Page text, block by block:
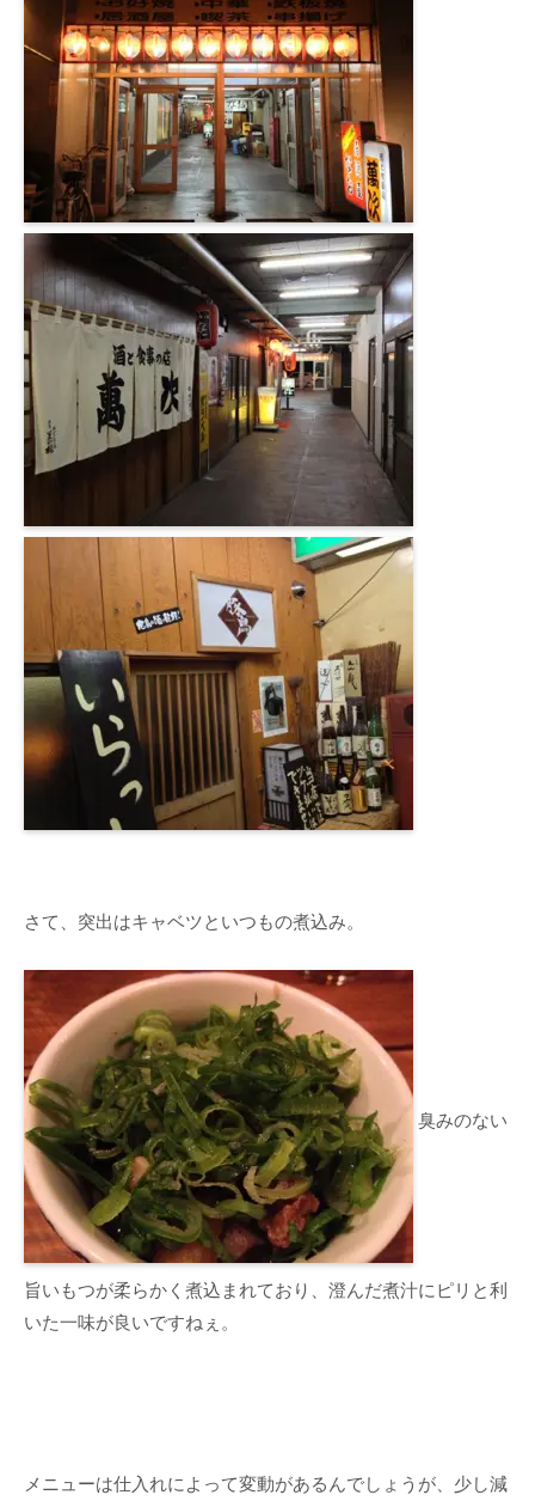
さて、突出はキャベツといつもの煮込み。
臭みのない
旨いもつが柔らかく煮込まれており、澄んだ煮汁にピリと利
いた一味が良いですねぇ。
メニューは仕入れによって変動があるんでしょうが、少し減